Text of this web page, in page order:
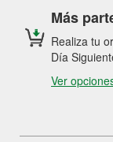
Más
Realiza tu
Día
Ver